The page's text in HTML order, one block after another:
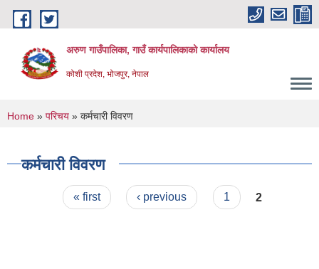
Skip to main content
अरुण गाउँपालिका, गाउँ कार्यपालिकाको कार्यालय
कोशी प्रदेश, भोजपुर, नेपाल
You are here
Home » परिचय » कर्मचारी विवरण
कर्मचारी विवरण
Pages« first ‹ previous 1 2